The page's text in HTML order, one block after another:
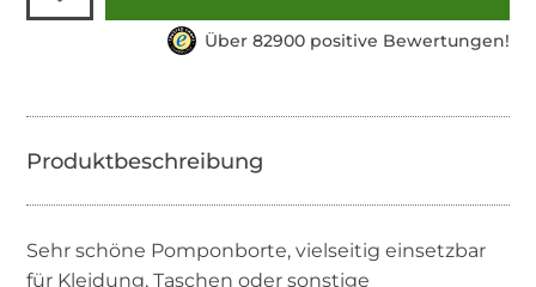
Über 82900 positive Bewertungen!
Sehr schöne Pomponborte, vielseitig einsetzbar
für Kleidung, Taschen oder sonstige